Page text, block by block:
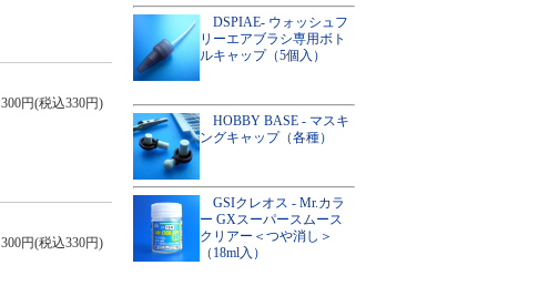
300円(税込330円)
300円(税込330円)
DSPIAE- ウォッシュフ
リーエアブラシ専用ボト
ルキャップ（5個入）
HOBBY BASE - マスキ
ングキャップ（各種）
GSIクレオス - Mr.カラ
ー GXスーパースムース
クリアー＜つや消し＞
（18ml入）